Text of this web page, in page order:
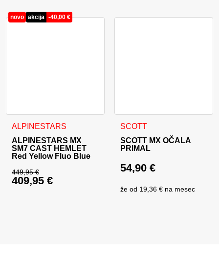
novo akcija -40,00 €
ALPINESTARS
ALPINESTARS MX
SM7 CAST HEMLET
Red Yellow Fluo Blue
449,95€
Izvirna cena je bila: 449,95 €.
409,95 €
Trenutna cena je: 409,95 €.
Ta izdelek ima več različic. Možnosti lahko izberete na
SCOTT
SCOTT MX OČALA
PRIMAL
54,90 €
že od 19,36 € na mesec